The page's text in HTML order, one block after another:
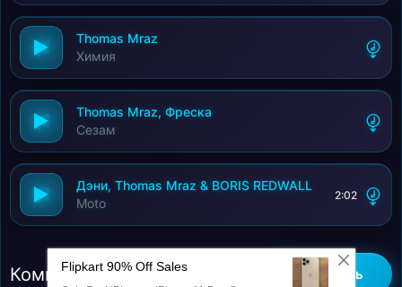
Thomas Mraz
Химия
Thomas Mraz, Фреска
Сезам
Дэни, Thomas Mraz & BORIS REDWALL
Moto
2:02
Комментарии (0) Добавить